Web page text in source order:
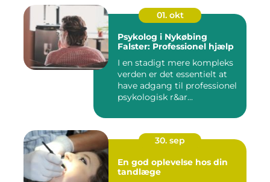
01. okt
Psykolog i Nykøbing
Falster: Professionel hjælp
I en stadigt mere kompleks
verden er det essentielt at
have adgang til professionel
psykologisk r&ar...
30. sep
En god oplevelse hos din
tandlæge